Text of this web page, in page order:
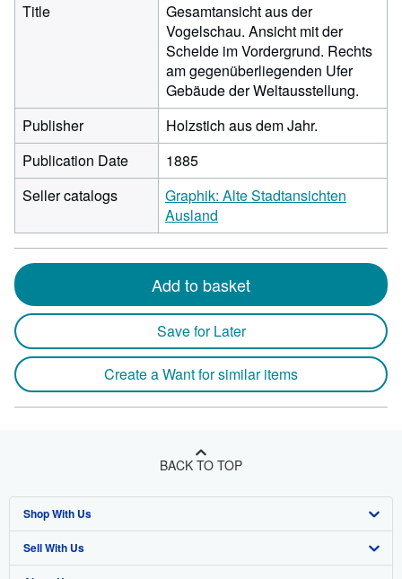
Title
Gesamtansicht aus der
Vogelschau. Ansicht mit der
Schelde im Vordergrund. Rechts
am gegenüberliegenden Ufer
Gebäude der Weltausstellung.
Publisher
Holzstich aus dem Jahr.
Publication Date
1885
Seller catalogs
Graphik: Alte Stadtansichten
Ausland
Add to basket
Save for Later
Create a Want for similar items
BACK TO TOP
Shop With Us
Advanced Search
Sell With Us